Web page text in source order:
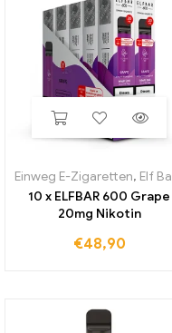
Einweg E-Zigaretten, Elf Bar 600
10 x ELFBAR 600 Grape
20mg Nikotin
€48,90